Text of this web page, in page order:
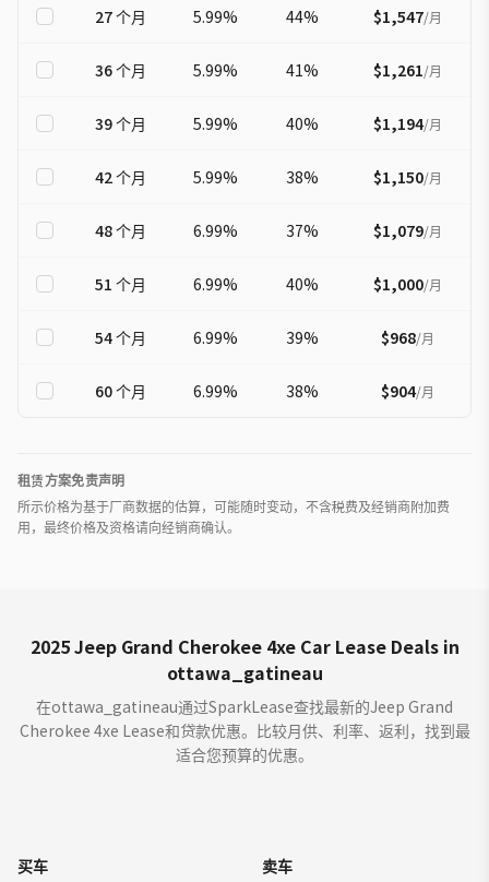
27个月 5.99% 44% $1,547/月
36个月 5.99% 41% $1,261/月
39个月 5.99% 40% $1,194/月
42个月 5.99% 38% $1,150/月
48个月 6.99% 37% $1,079/月
51 个月 6.99% 40% $1,000/月
54个月 6.99% 39% $968/月
60个月 6.99% 38% $904/月
租赁方案免责声明
所示价格为基于厂商数据的估算，可能随时变动，不含税费及经销商附加费
用，最终价格及资格请向经销商确认。
2025 Jeep Grand Cherokee 4xe Car Lease Deals in
ottawa_gatineau
在ottawa_gatineau通过SparkLease查找最新的Jeep Grand
Cherokee 4xe Lease和贷款优惠。比较月供、利率、返利，找到最
适合您预算的优惠。
买车 卖车